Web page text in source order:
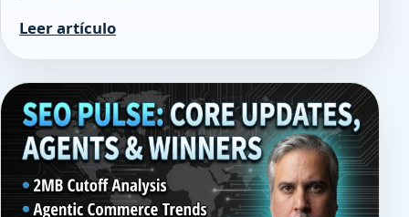
Leer artículo